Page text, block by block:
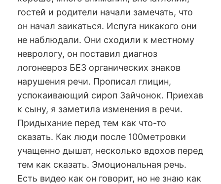
гостей и родители начали замечать, что
он начал заикаться. Испуга никакого они
не наблюдали. Они сходили к местному
неврологу, он поставил диагноз
логоневроз БЕЗ органических знаков
нарушения речи. Прописал глицин,
успокаивающий сироп Зайчонок. Приехав
к сыну, я заметила изменения в речи.
Придыхание перед тем как что-то
сказать. Как люди после 100метровки
учащенно дышат, несколько вдохов перед
тем как сказать. Эмоциональная речь.
Есть видео как он говорит, но не знаю как